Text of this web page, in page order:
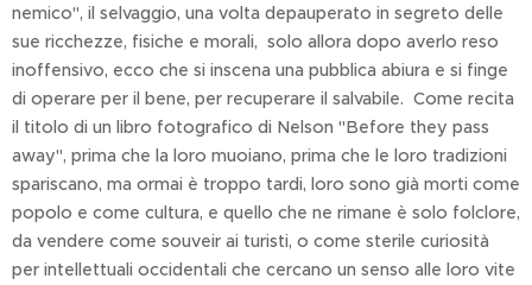
nemico", il selvaggio, una volta depauperato in segreto delle
sue ricchezze, fisiche e morali, solo allora dopo averlo reso
inoffensivo, ecco che si inscena una pubblica abiura e si finge
di operare per il bene, per recuperare il salvabile. Come recita
il titolo di un libro fotografico di Nelson "Before they pass
away", prima che la loro muoiano, prima che le loro tradizioni
spariscano, ma ormai è troppo tardi, loro sono già morti come
popolo e come cultura, e quello che ne rimane è solo folclore,
da vendere come souveir ai turisti, o come sterile curiosità
per intellettuali occidentali che cercano un senso alle loro vite